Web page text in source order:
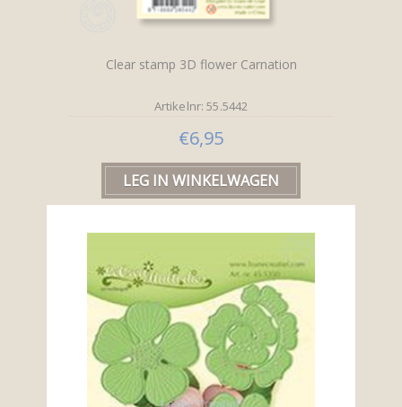
Clear stamp 3D flower Carnation
Artikelnr: 55.5442
€6,95